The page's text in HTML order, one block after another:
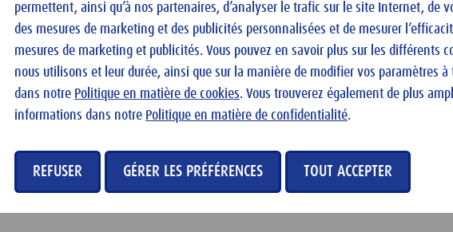
hachés
permettent, ainsi qu’à nos partenaires, d’analyser le trafic sur le site Internet, de
des mesures de marketing et des publicités personnalisées et de mesurer
mesures de marketing et publicités. Vous pouvez en savoir plus sur les différents
nous utilisons et leur durée, ainsi que sur la manière de modifier vos paramètres
dans notre Politique en matière de cookies. Vous trouverez également de plus
informations dans notre Politique en matière de confidentialité.
REFUSER GÉRER LES PRÉFÉRENCES TOUT ACCEPTER